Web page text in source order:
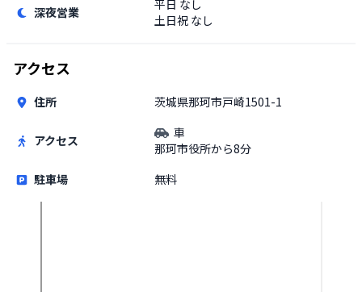
深夜営業 平日 なし
土日祝 なし
アクセス
住所 茨城県那珂市戸崎1501-1
アクセス
車
那珂市役所から8分
駐車場
無料